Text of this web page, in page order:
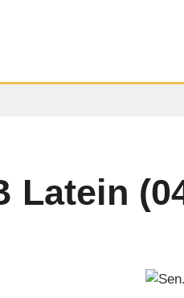
Latein